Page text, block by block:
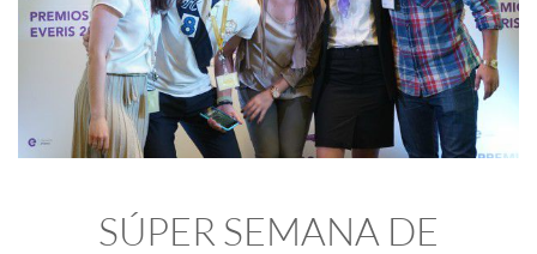
SÚPER SEMANA DE